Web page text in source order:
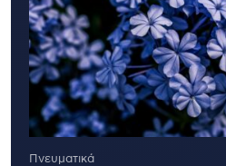
Πνευματικά